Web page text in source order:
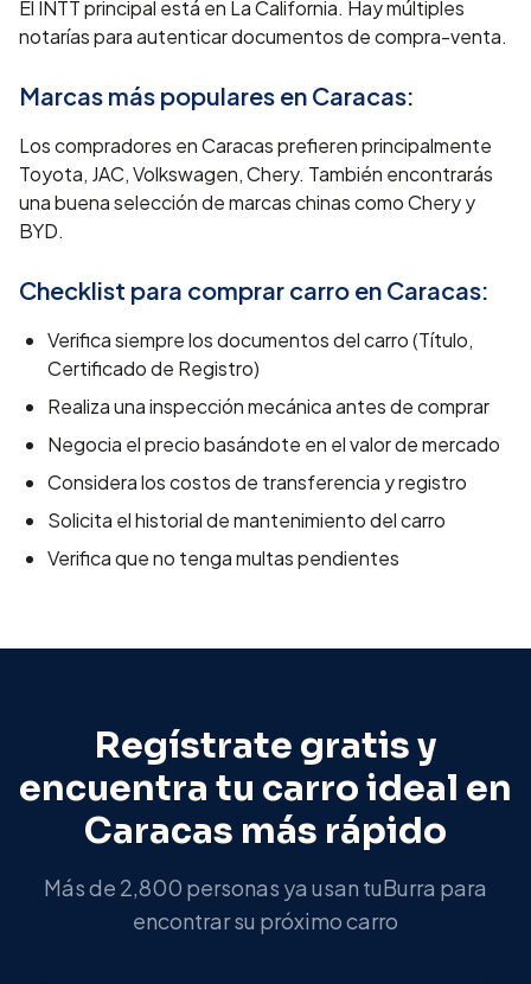
El INTT principal está en La California. Hay múltiples
notarías para autenticar documentos de compra-venta.
Marcas más populares en Caracas:
Los compradores en Caracas prefieren principalmente
Toyota, JAC, Volkswagen, Chery. También encontrarás
una buena selección de marcas chinas como Chery y
BYD.
Checklist para comprar carro en Caracas:
Verifica siempre los documentos del carro (Título,
Certificado de Registro)
Realiza una inspección mecánica antes de comprar
Negocia el precio basándote en el valor de mercado
Considera los costos de transferencia y registro
Solicita el historial de mantenimiento del carro
Verifica que no tenga multas pendientes
Regístrate gratis y
encuentra tu carro ideal en
Caracas más rápido
Más de 2,800 personas ya usan tuBurra para
encontrar su próximo carro